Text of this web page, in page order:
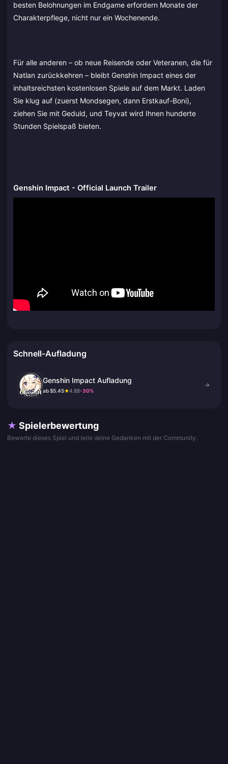
besten Belohnungen im Endgame erfordern Monate der
Charakterpflege, nicht nur ein Wochenende.
Für alle anderen – ob neue Reisende oder Veteranen, die für
Natlan zurückkehren – bleibt Genshin Impact eines der
inhaltsreichsten kostenlosen Spiele auf dem Markt. Laden
Sie klug auf (zuerst Mondsegen, dann Erstkauf-Boni),
ziehen Sie mit Geduld, und Teyvat wird Ihnen hunderte
Stunden Spielspaß bieten.
Genshin Impact - Official Launch Trailer
Schnell-Aufladung
Genshin Impact Aufladung
ab $5.45★4.88-30%
→
★ Spielerbewertung
Bewerte dieses Spiel und teile deine Gedanken mit der Community.